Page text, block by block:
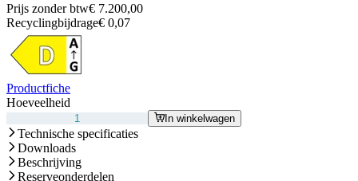
Prijs zonder btw€ 7.200,00
Recyclingbijdrage€ 0,07
Productfiche
Hoeveelheid
In winkelwagen
Technische specificaties
Downloads
Beschrijving
Reserveonderdelen